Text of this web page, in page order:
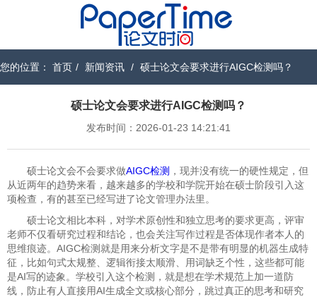
您的位置： 首页 / 新闻资讯 / 硕士论文会要求进行AIGC检测吗？
硕士论文会要求进行AIGC检测吗？
发布时间：2026-01-23 14:21:41
硕士论文会不会要求做AIGC检测 ，现并没有统一的硬性规定，但
从近两年的趋势来看，越来越多的学校和学院开始在硕士阶段引入这
项检查，有的甚至已经写进了论文管理办法里。
硕士论文相比本科，对学术原创性和独立思考的要求更高，评审
老师不仅看研究过程和结论，也会关注写作过程是否体现作者本人的
思维痕迹。AIGC检测就是用来分析文字是不是带有明显的机器生成特
征，比如句式太规整、逻辑衔接太顺滑、用词缺乏个性，这些都可能
是AI写的迹象。学校引入这个检测，就是想在学术规范上加一道防
线，防止有人直接用AI生成全文或核心部分，跳过真正的思考和研究